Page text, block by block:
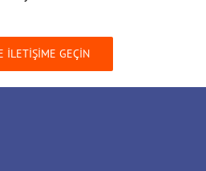
İLETİŞİME GEÇİN